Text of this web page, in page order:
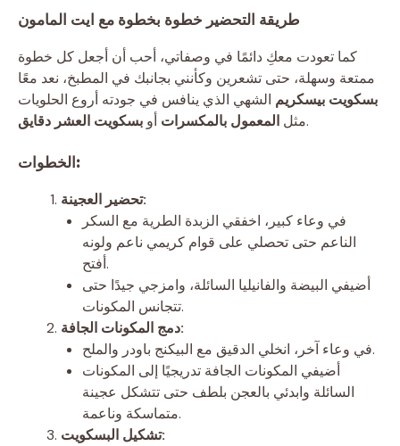
طريقة التحضير خطوة بخطوة مع ايت المامون
كما تعودت معكِ دائمًا في وصفاتي، أحب أن أجعل كل خطوة
ممتعة وسهلة، حتى تشعرين وكأنني بجانبك في المطبخ، نعد معًا
بسكويت بيسكريم الشهي الذي ينافس في جودته أروع الحلويات
مثل المعمول بالمكسرات أو بسكويت العشر دقايق .
الخطوات:
تحضير العجينة:
في وعاء كبير، اخفقي الزبدة الطرية مع السكر
الناعم حتى تحصلي على قوام كريمي ناعم ولونه
أفتح.
أضيفي البيضة والفانيليا السائلة، وامزجي جيدًا حتى
تتجانس المكونات.
دمج المكونات الجافة:
في وعاء آخر، انخلي الدقيق مع البيكنج باودر والملح.
أضيفي المكونات الجافة تدريجيًا إلى المكونات
السائلة وابدئي بالعجن بلطف حتى تتشكل عجينة
متماسكة وناعمة.
تشكيل البسكويت: